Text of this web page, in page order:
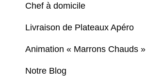
Chef à domicile
Livraison de Plateaux Apéro
Animation « Marrons Chauds »
Notre Blog